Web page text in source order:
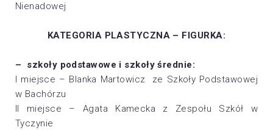
Nienadowej
KATEGORIA PLASTYCZNA – FIGURKA:
– szkoły podstawowe i szkoły średnie:
I miejsce – Blanka Martowicz ze Szkoły Podstawowej
w Bachórzu
II miejsce – Agata Kamecka z Zespołu Szkół w
Tyczynie